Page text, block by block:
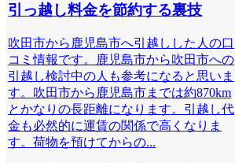
引っ越し料金を節約する裏技
吹田市から鹿児島市へ引越しした人の口
コミ情報です。鹿児島市から吹田市への
引越し検討中の人も参考になると思いま
す。吹田市から鹿児島市までは約870km
とかなりの長距離になります。引越し代
金も必然的に運賃の関係で高くなりま
す。荷物を預けてからの...